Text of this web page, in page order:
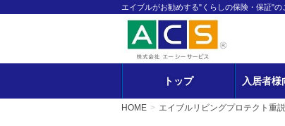
エイブルがお勧めする"くらしの保険・保証"
トップ 入居者様
HOME エイブルリビングプロテクト重